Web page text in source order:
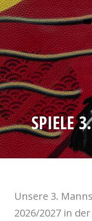
SPIELE
Unsere 3.
2026/2027 in